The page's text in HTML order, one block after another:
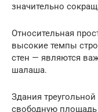
значительно
Относительная
высокие темпы
стен — являются
шалаша.
Здания
свободную площадь